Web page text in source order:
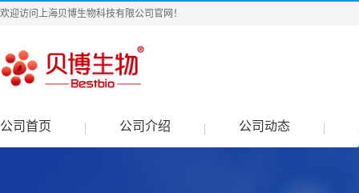
欢迎访问上海贝博生物科技有限公司官网！
公司首页 公司介绍 公司动态